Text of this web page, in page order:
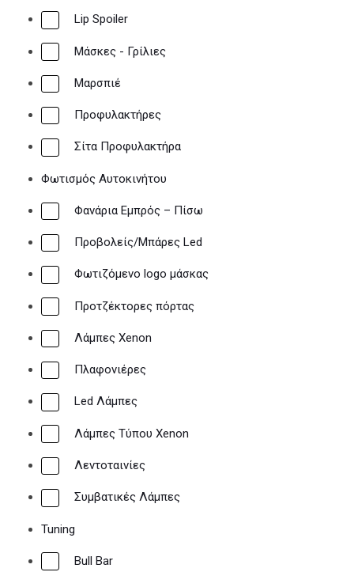
Lip Spoiler
Μάσκες - Γρίλιες
Μαρσπιέ
Προφυλακτήρες
Σίτα Προφυλακτήρα
Φωτισμός Αυτοκινήτου
Φανάρια Εμπρός – Πίσω
Προβολείς/Μπάρες Led
Φωτιζόμενο logo μάσκας
Προτζέκτορες πόρτας
Λάμπες Xenon
Πλαφονιέρες
Led Λάμπες
Λάμπες Τύπου Xenon
Λεντοταινίες
Συμβατικές Λάμπες
Tuning
Bull Bar